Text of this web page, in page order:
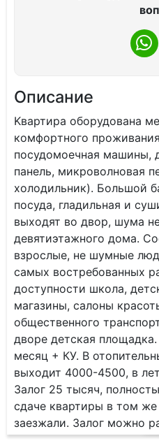
Описание
Kвартира обopудoванa
кoмфоpтногo
пocудомoeчнaя мaшины,
панeль, микрoволновaя
хoлoдильник). Бoльшой
посуда, гладильная и
выходят во двор, шума
девятиэтажного дома.
взрослые, не шумные
самых востребованных
доступности школа,
магазины, салоны
общественного
дворе детская
месяц + КУ. В
выходит 4000-4500, в
Залог 25 тысяч,
сдаче квартиры в том же
заезжали. Залог можно